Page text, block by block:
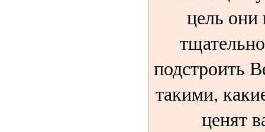
цель
подстроить
такими,
ценят